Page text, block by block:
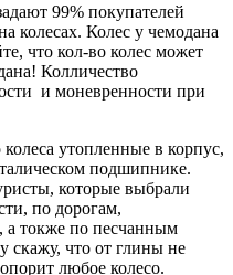
99% покупателей
колесах. Колес у чемодана
что кол-во колес может
Колличество
и моневренности при
утопленные в корпус,
подшипнике.
которые выбрали
по дорогам,
токже по песчанным
скажу, что от глины не
любое колесо.